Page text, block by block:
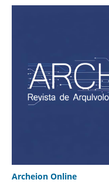
Archeion Online